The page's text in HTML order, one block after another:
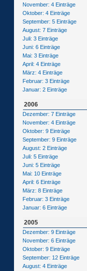
November: 4 Einträge
Oktober: 4 Einträge
September: 5 Einträge
August: 7 Einträge
Juli: 3 Einträge
Juni: 6 Einträge
Mai: 3 Einträge
April: 4 Einträge
März: 4 Einträge
Februar: 3 Einträge
Januar: 2 Einträge
2006
Dezember: 7 Einträge
November: 4 Einträge
Oktober: 9 Einträge
September: 9 Einträge
August: 2 Einträge
Juli: 5 Einträge
Juni: 5 Einträge
Mai: 10 Einträge
April: 6 Einträge
März: 8 Einträge
Februar: 3 Einträge
Januar: 6 Einträge
2005
Dezember: 9 Einträge
November: 6 Einträge
Oktober: 9 Einträge
September: 12 Einträge
August: 4 Einträge